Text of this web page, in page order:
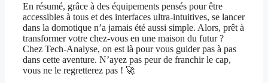
En résumé, grâce à des équipements pensés pour être
accessibles à tous et des interfaces ultra-intuitives, se lancer
dans la domotique n’a jamais été aussi simple. Alors, prêt à
transformer votre chez-vous en une maison du futur ?
Chez Tech-Analyse, on est là pour vous guider pas à pas
dans cette aventure. N’ayez pas peur de franchir le cap,
vous ne le regretterez pas ! 🚀